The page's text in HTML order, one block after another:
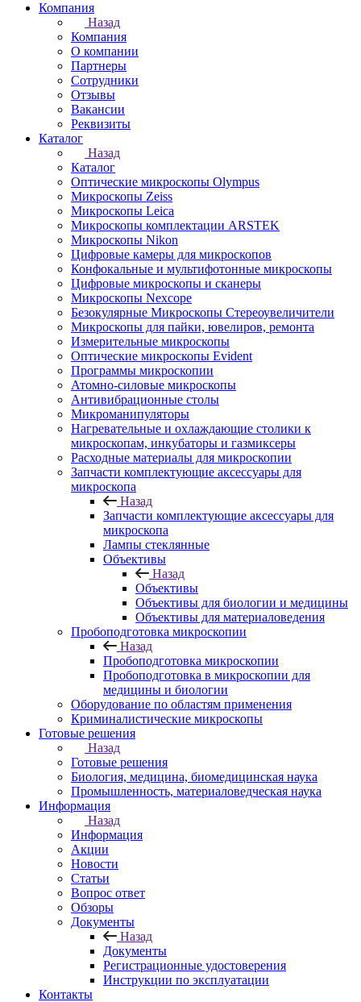
Компания
Назад
Компания
О компании
Партнеры
Сотрудники
Отзывы
Вакансии
Реквизиты
Каталог
Назад
Каталог
Оптические микроскопы Olympus
Микроскопы Zeiss
Микроскопы Leica
Микроскопы комплектации ARSTEK
Микроскопы Nikon
Цифровые камеры для микроскопов
Конфокальные и мультифотонные микроскопы
Цифровые микроскопы и сканеры
Микроскопы Nexcope
Безокулярные Микроскопы Стереоувеличители
Микроскопы для пайки, ювелиров, ремонта
Измерительные микроскопы
Оптические микроскопы Evident
Программы микроскопии
Атомно-силовые микроскопы
Антивибрационные столы
Микроманипуляторы
Нагревательные и охлаждающие столики к
микроскопам, инкубаторы и газмиксеры
Расходные материалы для микроскопии
Запчасти комплектующие аксессуары для
микроскопа
Назад
Запчасти комплектующие аксессуары для
микроскопа
Лампы стеклянные
Объективы
Назад
Объективы
Объективы для биологии и медицины
Объективы для материаловедения
Пробоподготовка микроскопии
Назад
Пробоподготовка микроскопии
Пробоподготовка в микроскопии для
медицины и биологии
Оборудование по областям применения
Криминалистические микроскопы
Готовые решения
Назад
Готовые решения
Биология, медицина, биомедицинская наука
Промышленность, материаловедческая наука
Информация
Назад
Информация
Акции
Новости
Статьи
Вопрос ответ
Обзоры
Документы
Назад
Документы
Регистрационные удостоверения
Инструкции по эксплуатации
Контакты